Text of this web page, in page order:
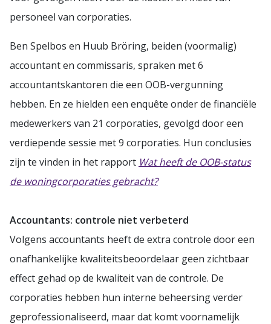
personeel van corporaties.
Ben Spelbos en Huub Bröring, beiden (voormalig)
accountant en commissaris, spraken met 6
accountantskantoren die een OOB-vergunning
hebben. En ze hielden een enquête onder de financiële
medewerkers van 21 corporaties, gevolgd door een
verdiepende sessie met 9 corporaties. Hun conclusies
zijn te vinden in het rapport Wat heeft de OOB-status
de woningcorporaties gebracht?
Accountants: controle niet verbeterd
Volgens accountants heeft de extra controle door een
onafhankelijke kwaliteitsbeoordelaar geen zichtbaar
effect gehad op de kwaliteit van de controle. De
corporaties hebben hun interne beheersing verder
geprofessionaliseerd, maar dat komt voornamelijk